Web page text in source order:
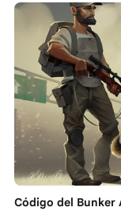
Código del Bunker